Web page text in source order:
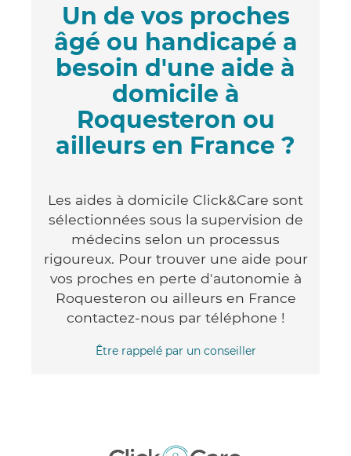
Un de vos proches
âgé ou handicapé a
besoin d'une aide à
domicile à
Roquesteron ou
ailleurs en France ?
Les aides à domicile Click&Care sont
sélectionnées sous la supervision de
médecins selon un processus
rigoureux. Pour trouver une aide pour
vos proches en perte d'autonomie à
Roquesteron ou ailleurs en France
contactez-nous par téléphone !
Être rappelé par un conseiller